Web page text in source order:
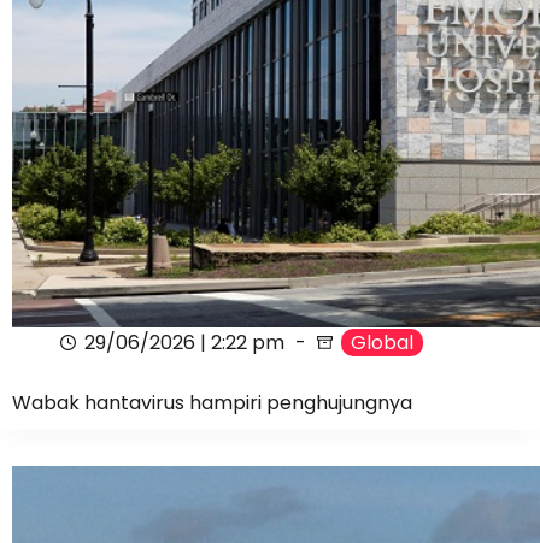
29/06/2026 | 2:22 pm Global
Wabak hantavirus hampiri penghujungnya